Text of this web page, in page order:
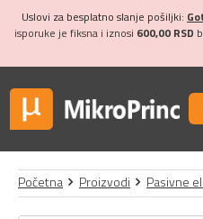
Uslovi za besplatno slanje pošiljki:
isporuke je fiksna i iznosi 600,00 RSD
Početna Proizvodi Pasivne